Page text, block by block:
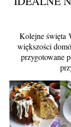
Kolejne święta
większości
przygotowane